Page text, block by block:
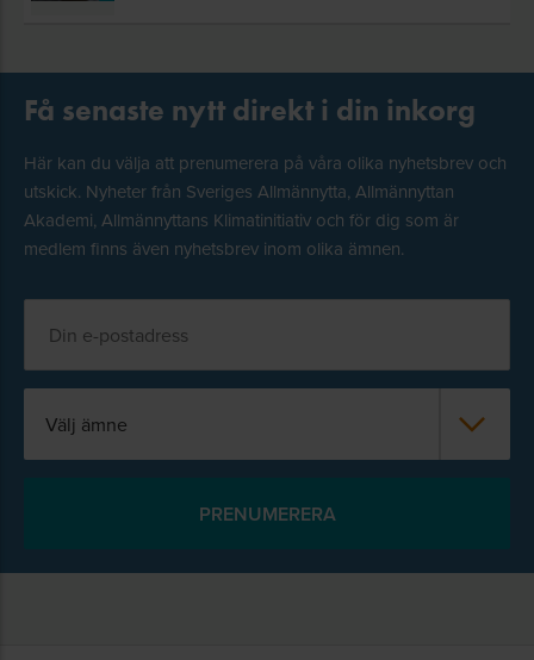
Få senaste nytt direkt i din inkorg
Här kan du välja att prenumerera på våra olika nyhetsbrev och
utskick. Nyheter från Sveriges Allmännytta, Allmännyttan
Akademi, Allmännyttans Klimatinitiativ och för dig som är
medlem finns även nyhetsbrev inom olika ämnen.
Välj ämne